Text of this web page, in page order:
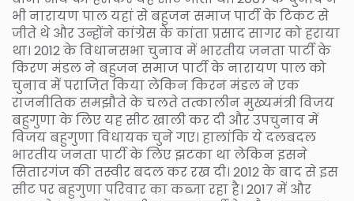
भी नारायण पाल यहां से बहुजन समाज पार्टी के टिकट से
जीते थे और उन्होंने कांग्रेस के कांता प्रसाद सागर को हराया
था। 2012 के विधानसभा चुनाव में भारतीय जनता पार्टी के
किरण मंडल ने बहुजन समाज पार्टी के नारायण पाल को
चुनाव में पराजित किया लेकिन किरन मंडल ने एक
राजनीतिक समझौते के चलते तत्कालीन मुख्यमंत्री विजय
बहुगुणा के लिए यह सीट खाली कर दी और उपचुनाव में
विजय बहुगुणा विधायक चुने गए। हालांकि ये दलबदल
भारतीय जनता पार्टी के लिए झटका था लेकिन इसने
सितारगंज की तस्वीर बदल कर रख दी। 2012 के बाद से इस
सीट पर बहुगुणा परिवार का कब्जा रहा है। 2017 में और